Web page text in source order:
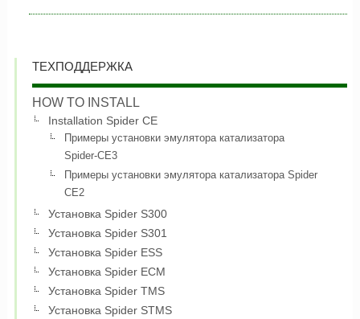
ТЕХПОДДЕРЖКА
HOW TO INSTALL
Installation Spider CE
Примеры установки эмулятора катализатора
Spider-CE3
Примеры установки эмулятора катализатора Spider
CE2
Установка Spider S300
Установка Spider S301
Установка Spider ESS
Установка Spider ECM
Установка Spider TMS
Установка Spider STMS